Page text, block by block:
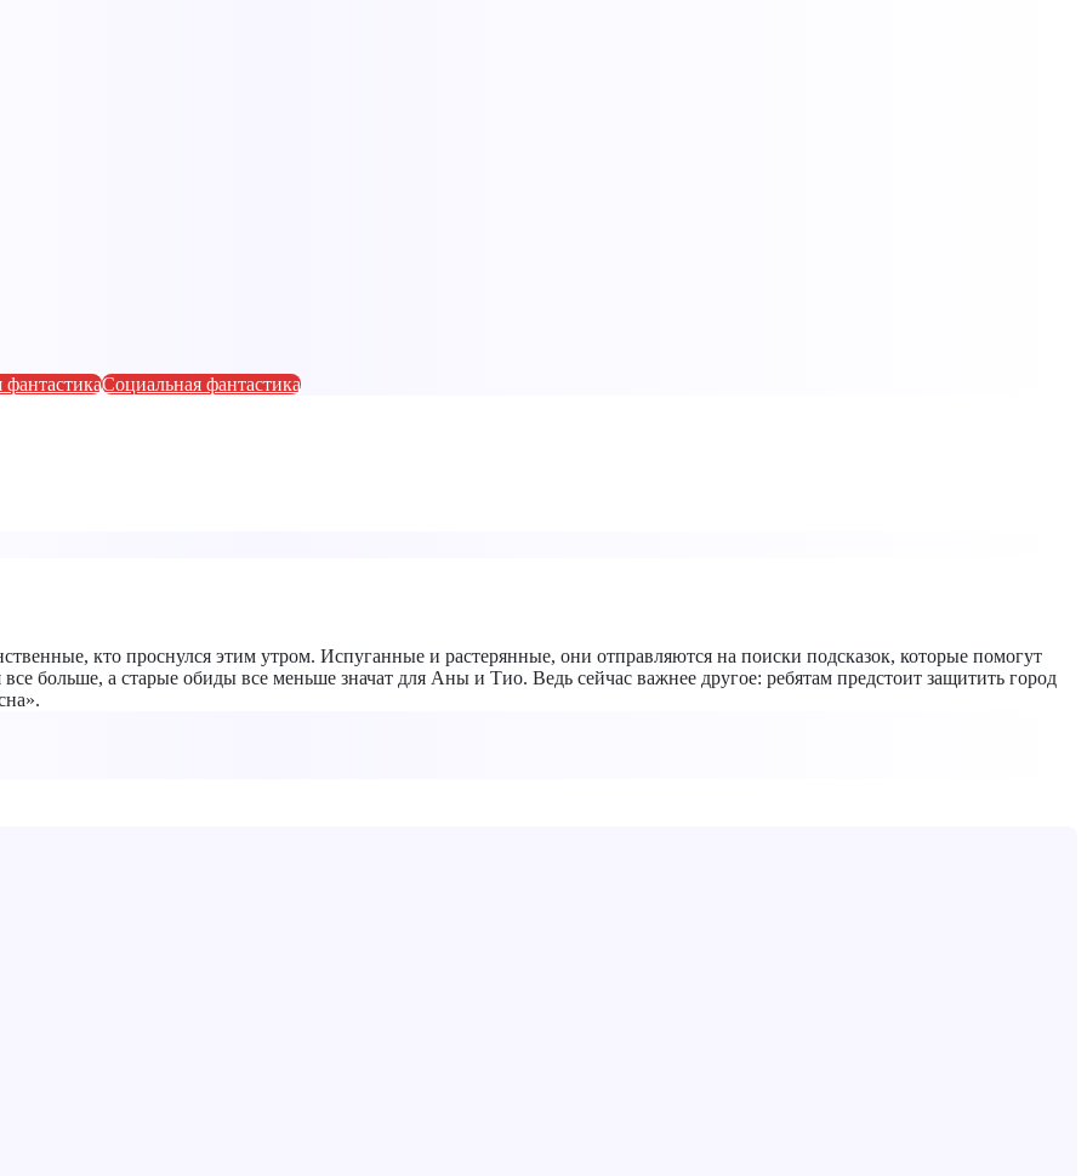
Социальная фантастика
кто проснулся этим утром. Испуганные и растерянные, они отправляются на поиски подсказок, которые помогут
больше, а старые обиды все меньше значат для Аны и Тио. Ведь сейчас важнее другое: ребятам предстоит защитить город